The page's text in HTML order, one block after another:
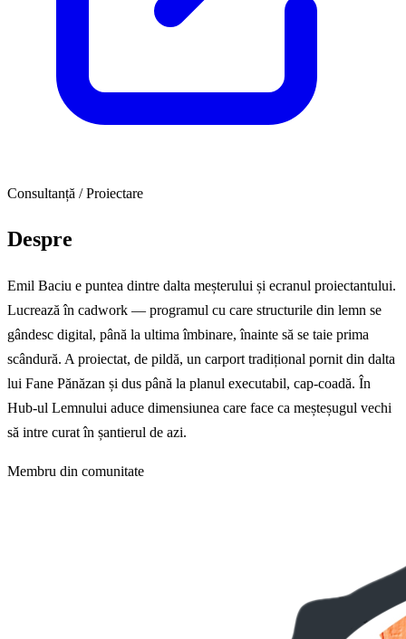
Consultanță / Proiectare
Despre
Emil Baciu e puntea dintre dalta meșterului și ecranul proiectantului.
Lucrează în cadwork — programul cu care structurile din lemn se
gândesc digital, până la ultima îmbinare, înainte să se taie prima
scândură. A proiectat, de pildă, un carport tradițional pornit din dalta
lui Fane Pănăzan și dus până la planul executabil, cap-coadă. În
Hub-ul Lemnului aduce dimensiunea care face ca meșteșugul vechi
să intre curat în șantierul de azi.
Membru din comunitate